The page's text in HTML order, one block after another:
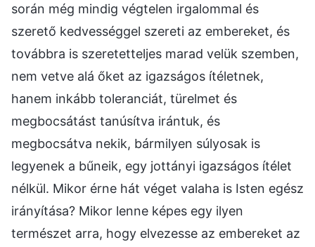
során még mindig végtelen irgalommal és
szerető kedvességgel szereti az embereket, és
továbbra is szeretetteljes marad velük szemben,
nem vetve alá őket az igazságos ítéletnek,
hanem inkább toleranciát, türelmet és
megbocsátást tanúsítva irántuk, és
megbocsátva nekik, bármilyen súlyosak is
legyenek a bűneik, egy jottányi igazságos ítélet
nélkül. Mikor érne hát véget valaha is Isten egész
irányítása? Mikor lenne képes egy ilyen
természet arra, hogy elvezesse az embereket az